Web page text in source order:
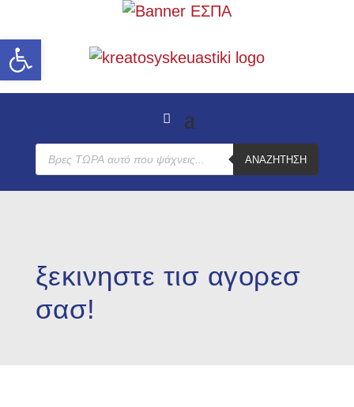
Ανοίξτε τη γραμμή εργαλείων
Products
search
ΑΝΑΖΉΤΗΣΗ
ξεκινηστε τισ αγορεσ
σασ!